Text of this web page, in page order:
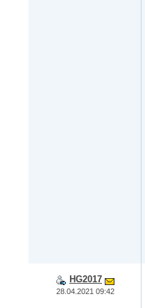
HG2017
28.04.2021 09:42